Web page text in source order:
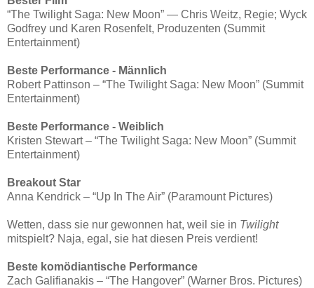
“The Twilight Saga: New Moon” — Chris Weitz, Regie; Wyck
Godfrey und Karen Rosenfelt, Produzenten (Summit
Entertainment)
Beste Performance - Männlich
Robert Pattinson – “The Twilight Saga: New Moon” (Summit
Entertainment)
Beste Performance - Weiblich
Kristen Stewart – “The Twilight Saga: New Moon” (Summit
Entertainment)
Breakout Star
Anna Kendrick – “Up In The Air” (Paramount Pictures)
Wetten, dass sie nur gewonnen hat, weil sie in Twilight
mitspielt? Naja, egal, sie hat diesen Preis verdient!
Beste komödiantische Performance
Zach Galifianakis – “The Hangover” (Warner Bros. Pictures)